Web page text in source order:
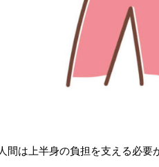
間は上半身の負担を支える必要